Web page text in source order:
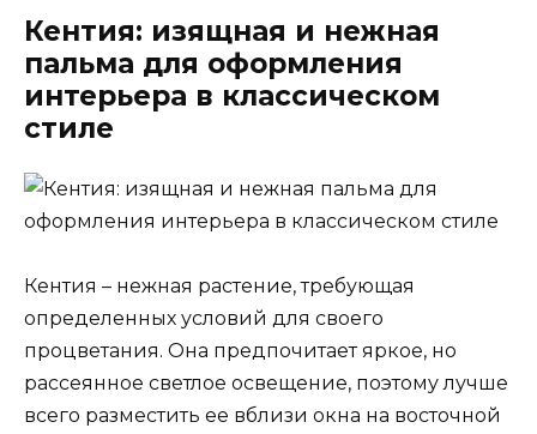
Кентия: изящная и нежная
пальма для оформления
интерьера в классическом
стиле
Кентия – нежная растение, требующая
определенных условий для своего
процветания. Она предпочитает яркое, но
рассеянное светлое освещение, поэтому лучше
всего разместить ее вблизи окна на восточной